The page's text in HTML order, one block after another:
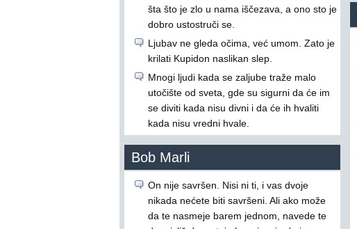
šta što je zlo u nama iščezava, a ono sto je
dobro ustostruči se.
Ljubav ne gleda očima, već umom. Zato je
krilati Kupidon naslikan slep.
Mnogi ljudi kada se zaljube traže malo
utočište od sveta, gde su sigurni da će im
se diviti kada nisu divni i da će ih hvaliti
kada nisu vredni hvale.
Bob Marli
On nije savršen. Nisi ni ti, i vas dvoje
nikada nećete biti savršeni. Ali ako može
da te nasmeje barem jednom, navede te